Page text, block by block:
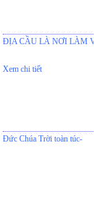
ĐỊA CẦU LÀ NƠI LÀM
Xem chi tiết
Đức Chúa Trời toàn túc-